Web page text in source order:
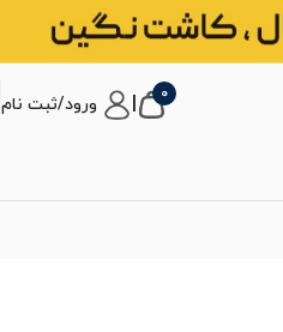
0 ورود/ثبت نام